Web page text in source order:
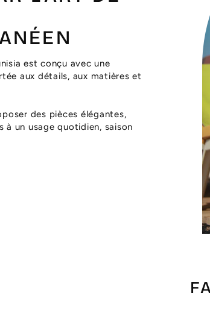
est conçu avec une
aux détails, aux matières et
des pièces élégantes,
un usage quotidien, saison